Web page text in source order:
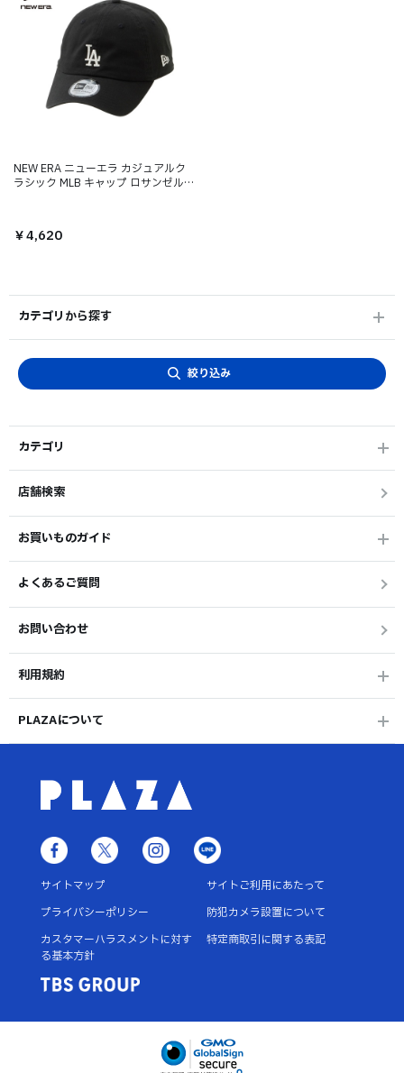
NEW ERA ニューエラ カジュアルク
ラシック MLB キャップ ロサンゼル
￥4,620
カテゴリから探す
絞り込み
カテゴリ
店舗検索
お買いものガイド
よくあるご質問
お問い合わせ
利用規約
PLAZAについて
サイトマップ
サイトご利用にあたって
プライバシーポリシー
防犯カメラ設置について
カスタマーハラスメントに対す
る基本方針
特定商取引に関する表記